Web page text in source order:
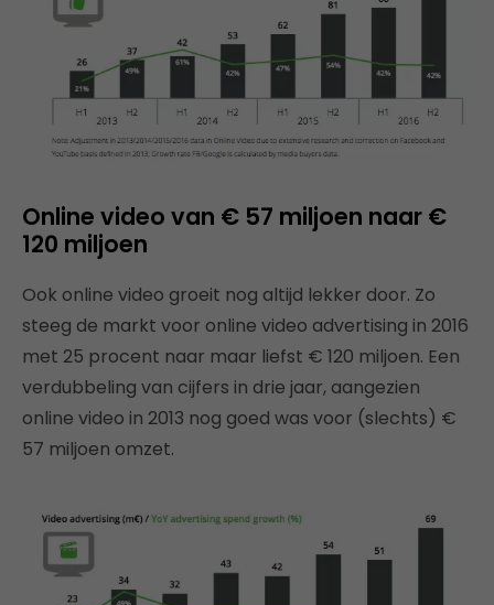
Online video van € 57 miljoen naar €
120 miljoen
Ook online video groeit nog altijd lekker door. Zo
steeg de markt voor online video advertising in 2016
met 25 procent naar maar liefst € 120 miljoen. Een
verdubbeling van cijfers in drie jaar, aangezien
online video in 2013 nog goed was voor (slechts) €
57 miljoen omzet.